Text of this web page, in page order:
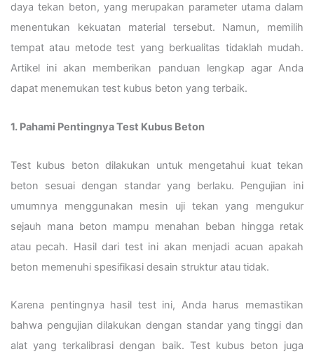
daya tekan beton, yang merupakan parameter utama dalam
menentukan kekuatan material tersebut. Namun, memilih
tempat atau metode test yang berkualitas tidaklah mudah.
Artikel ini akan memberikan panduan lengkap agar Anda
dapat menemukan test kubus beton yang terbaik.
1. Pahami Pentingnya Test Kubus Beton
Test kubus beton dilakukan untuk mengetahui kuat tekan
beton sesuai dengan standar yang berlaku. Pengujian ini
umumnya menggunakan mesin uji tekan yang mengukur
sejauh mana beton mampu menahan beban hingga retak
atau pecah. Hasil dari test ini akan menjadi acuan apakah
beton memenuhi spesifikasi desain struktur atau tidak.
Karena pentingnya hasil test ini, Anda harus memastikan
bahwa pengujian dilakukan dengan standar yang tinggi dan
alat yang terkalibrasi dengan baik. Test kubus beton juga